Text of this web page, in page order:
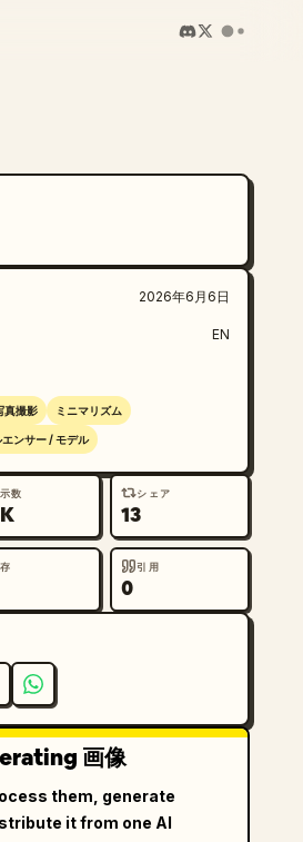
2026年6月6日
EN
真撮影 ミニマリズム
エンサー / モデル
数 シェア
13
引用
0
画像
them, generate
it from one AI